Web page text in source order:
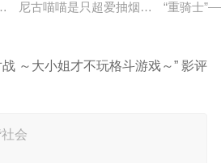
明の病に悩まされている女子高生・
尼古喵喵是只超爱抽烟的废物兽人！
“重骑士
战 ～大小姐才不玩格斗游戏～” 影评